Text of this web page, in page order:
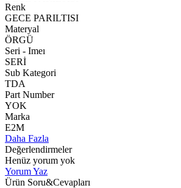
Renk
GECE PARILTISI
Materyal
ÖRGÜ
Seri - Imeı
SERİ
Sub Kategori
TDA
Part Number
YOK
Marka
E2M
Daha Fazla
Değerlendirmeler
Henüz yorum yok
Yorum Yaz
Ürün Soru&Cevapları